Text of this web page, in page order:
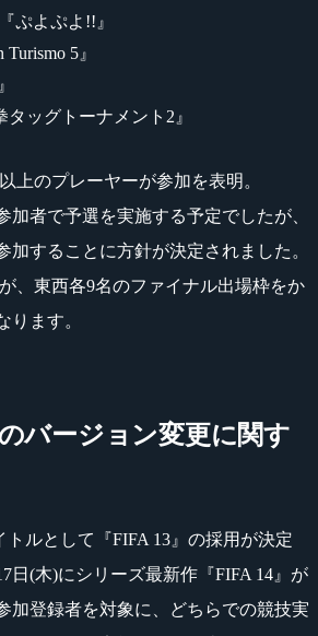
ぷよぷよ!!』
5』
タッグトーナメント2』
上のプレーヤーが参加を表明。
加者で予選を実施する予定でしたが、
加することに方針が決定されました。
、東西各9名のファイナル出場枠をか
ります。
バージョン変更に関す
トルとして『FIFA 13』の採用が決定
日(木)にシリーズ最新作『FIFA 14』が
加登録者を対象に、どちらでの競技実